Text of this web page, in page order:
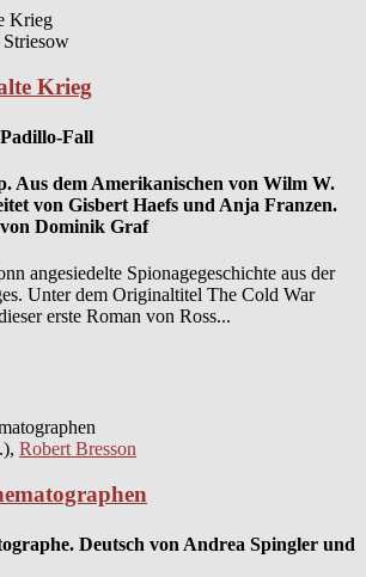
Krieg
Fall
Aus dem Amerikanischen von Wilm W.
von Gisbert Haefs und Anja Franzen.
Dominik Graf
angesiedelte Spionagegeschichte aus der
Unter dem Originaltitel The Cold War
erste Roman von Ross...
Robert Bresson
Deutsch von Andrea Spingler und